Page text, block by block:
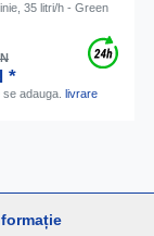
35 litri/h - Green
*
adauga. livrare